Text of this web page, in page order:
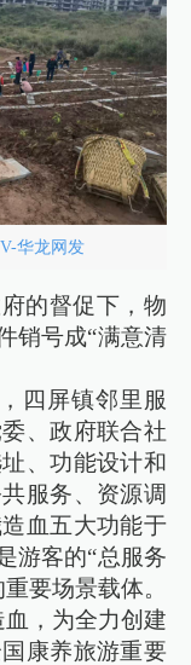
华龙网发
的督促下，物
销号成“满意清
四屏镇邻里服
、政府联合社
、功能设计和
服务、资源调
血五大功能于
游客的“总服务
要场景载体。
血，为全力创建
康养旅游重要